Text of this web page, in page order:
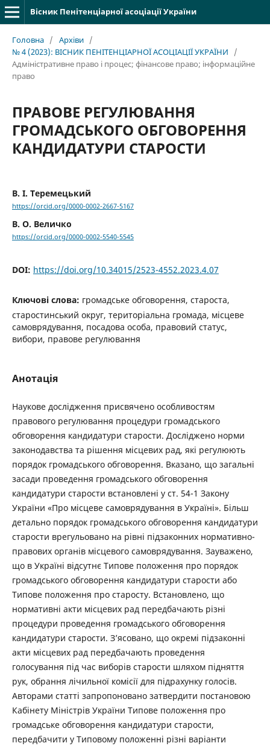
Вісник Пенітенціарної асоціації України
Головна / Архіви /
№ 4 (2023): ВІСНИК ПЕНІТЕНЦІАРНОЇ АСОЦІАЦІЇ УКРАЇНИ
/
Адміністративне право і процес; фінансове право; інформаційне
право
ПРАВОВЕ РЕГУЛЮВАННЯ
ГРОМАДСЬКОГО ОБГОВОРЕННЯ
КАНДИДАТУРИ СТАРОСТИ
В. І. Теремецький
https://orcid.org/0000-0002-2667-5167
В. О. Величко
https://orcid.org/0000-0002-5540-5545
DOI: https://doi.org/10.34015/2523-4552.2023.4.07
Ключові слова: громадське обговорення, староста,
старостинський округ, територіальна громада, місцеве
самоврядування, посадова особа, правовий статус,
вибори, правове регулювання
Анотація
Наукове дослідження присвячено особливостям
правового регулювання процедури громадського
обговорення кандидатури старости. Досліджено норми
законодавства та рішення місцевих рад, які регулюють
порядок громадського обговорення. Вказано, що загальні
засади проведення громадського обговорення
кандидатури старости встановлені у ст. 54-1 Закону
України «Про місцеве самоврядування в Україні». Більш
детально порядок громадського обговорення кандидатури
старости врегульовано на рівні підзаконних нормативно-
правових органів місцевого самоврядування. Зауважено,
що в Україні відсутнє Типове положення про порядок
громадського обговорення кандидатури старости або
Типове положення про старосту. Встановлено, що
нормативні акти місцевих рад передбачають різні
процедури проведення громадського обговорення
кандидатури старости. З’ясовано, що окремі підзаконні
акти місцевих рад передбачають проведення
голосування під час виборів старости шляхом підняття
рук, обрання лічильної комісії для підрахунку голосів.
Авторами статті запропоновано затвердити постановою
Кабінету Міністрів України Типове положення про
громадське обговорення кандидатури старости,
передбачити у Типовому положенні різні варіанти